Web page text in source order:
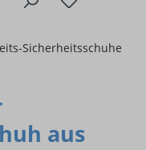
Sicherheitsschuhe
aus